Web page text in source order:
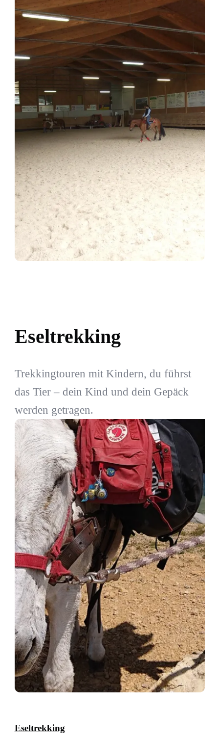
Eseltrekking
Trekkingtouren mit Kindern, du führst
das Tier – dein Kind und dein Gepäck
werden getragen.
Eseltrekking